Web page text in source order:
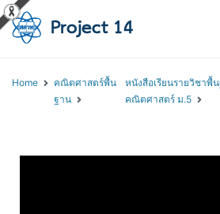
Home
คณิตศาสตร์พื้น
ฐาน
หนังสือเรียนรายวิชาพื้
คณิตศาสตร์ ม.5